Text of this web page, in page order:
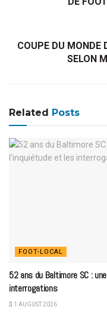
COUPE DU MONDE
SELON
Related Posts
FOOT-LOCAL
52 ans du Baltimore SC :
interrogations
1 AUGUST 2026